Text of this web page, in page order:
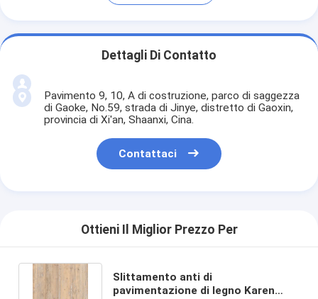
Dettagli Di Contatto
Pavimento 9, 10, A di costruzione, parco di saggezza
di Gaoke, No.59, strada di Jinye, distretto di Gaoxin,
provincia di Xi'an, Shaanxi, Cina.
Contattaci
Ottieni Il Miglior Prezzo Per
Slittamento anti di
pavimentazione di legno Karen